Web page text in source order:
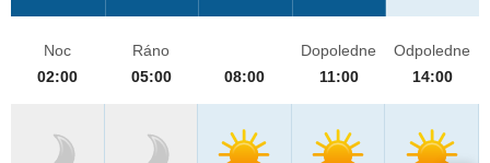
Noc
02:00
Ráno
05:00
08:00
Dopoledne
11:00
Odpoledne
14:00